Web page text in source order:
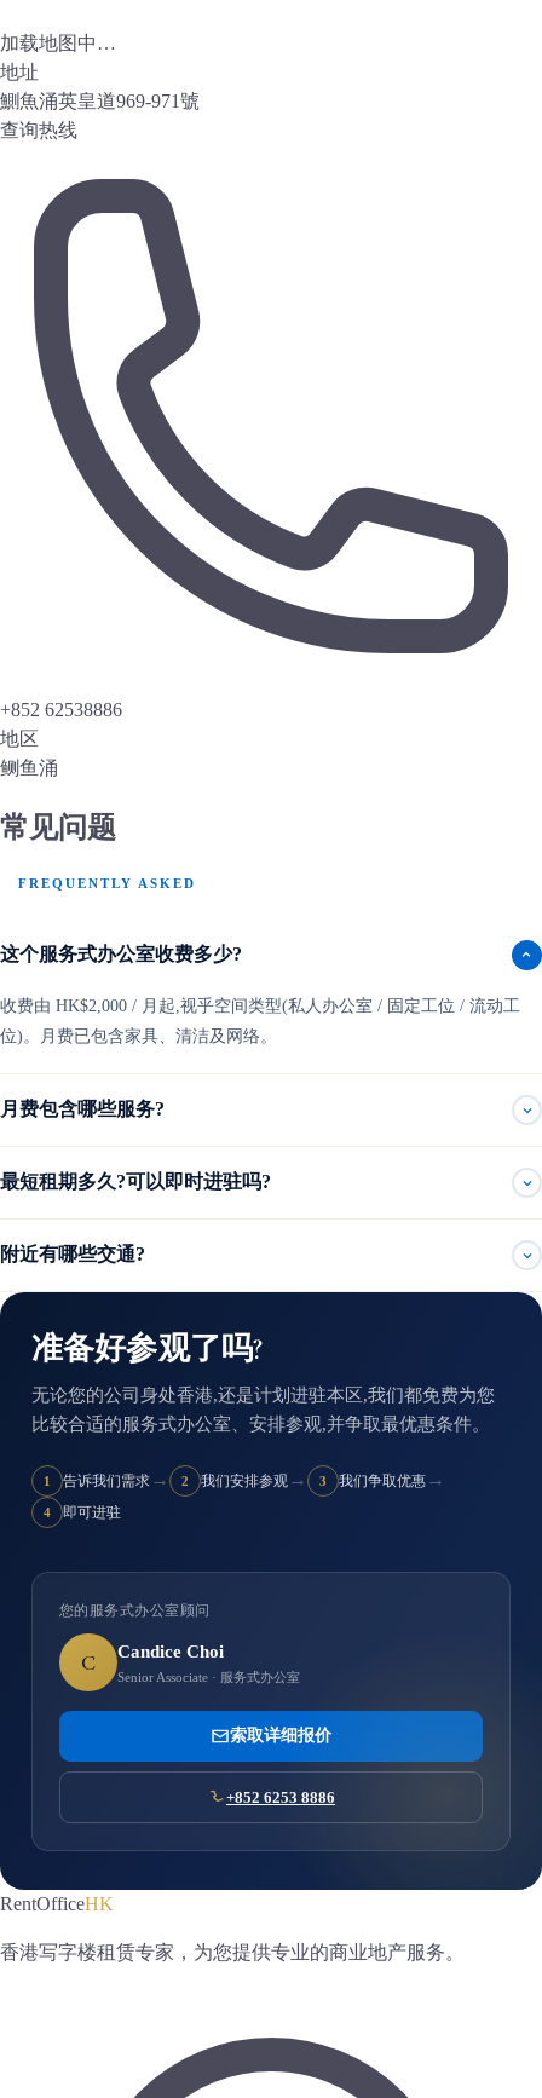
加载地图中…
地址
鰂魚涌英皇道969-971號
查询热线
+852 62538886
地区
鲗鱼涌
常见问题
FREQUENTLY ASKED
这个服务式办公室收费多少?
收费由 HK$2,000 / 月起,视乎空间类型(私人办公室 / 固定工位 / 流动工
位)。月费已包含家具、清洁及网络。
月费包含哪些服务?
最短租期多久?可以即时进驻吗?
附近有哪些交通?
准备好参观了吗?
无论您的公司身处香港,还是计划进驻本区,我们都免费为您
比较合适的服务式办公室、安排参观,并争取最优惠条件。
1 告诉我们需求 → 2 我们安排参观 → 3 我们争取优惠 →
4 即可进驻
您的服务式办公室顾问
C Candice Choi
Senior Associate · 服务式办公室
索取详细报价
+852 6253 8886
RentOfficeHK
香港写字楼租赁专家，为您提供专业的商业地产服务。